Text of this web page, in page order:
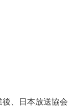
、日本放送協会